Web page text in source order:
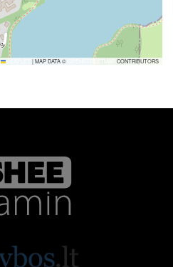
|MAP DATA © CONTRIBUTORS